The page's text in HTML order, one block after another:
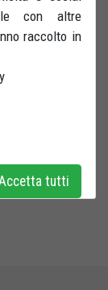
dotata di ruote
E' inoltre
il cavalletto
così lo
in spazi molto
evitando cioè
con altre
raccolto in
tutti